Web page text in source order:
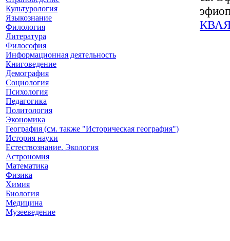
Культурология
Языкознание
Филология
Литература
Философия
Информационная деятельность
Книговедение
Демография
Социология
Психология
Педагогика
Политология
Экономика
География (см. также "Историческая география")
История науки
Естествознание. Экология
Астрономия
Математика
Физика
Химия
Биология
Медицина
Музееведение